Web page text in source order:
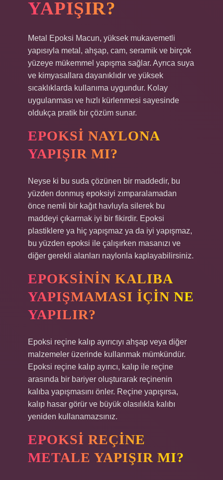
YAPIŞIR?
Metal Epoksi Macun, yüksek mukavemetli
yapısıyla metal, ahşap, cam, seramik ve birçok
yüzeye mükemmel yapışma sağlar. Ayrıca suya
ve kimyasallara dayanıklıdır ve yüksek
sıcaklıklarda kullanıma uygundur. Kolay
uygulanması ve hızlı kürlenmesi sayesinde
oldukça pratik bir çözüm sunar.
EPOKSI NAYLONA
YAPIŞIR MI?
Neyse ki bu suda çözünen bir maddedir, bu
yüzden donmuş epoksiyi zımparalamadan
önce nemli bir kağıt havluyla silerek bu
maddeyi çıkarmak iyi bir fikirdir. Epoksi
plastiklere ya hiç yapışmaz ya da iyi yapışmaz,
bu yüzden epoksi ile çalışırken masanızı ve
diğer gerekli alanları naylonla kaplayabilirsiniz.
EPOKSININ KALIBA
YAPIŞMAMASI IÇIN NE
YAPILIR?
Epoksi reçine kalıp ayırıcıyı ahşap veya diğer
malzemeler üzerinde kullanmak mümkündür.
Epoksi reçine kalıp ayırıcı, kalıp ile reçine
arasında bir bariyer oluşturarak reçinenin
kalıba yapışmasını önler. Reçine yapışırsa,
kalıp hasar görür ve büyük olasılıkla kalıbı
yeniden kullanamazsınız.
EPOKSI REÇINE
METALE YAPIŞIR MI?